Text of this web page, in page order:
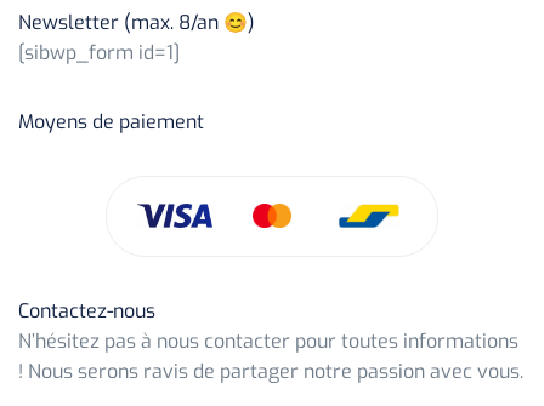
Newsletter (max. 8/an 😊)
[sibwp_form id=1]
Moyens de paiement
Contactez-nous
N’hésitez pas à nous contacter pour toutes informations
! Nous serons ravis de partager notre passion avec vous.